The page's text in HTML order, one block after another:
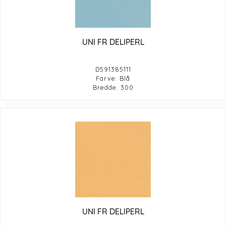
UNI FR DELIPERL
D591385111
Farve: Blå
Bredde: 300
UNI FR DELIPERL